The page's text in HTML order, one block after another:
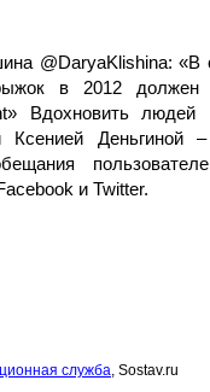
@DaryaKlishina: «В
в 2012
Вдохновить
Ксенией Деньгиной
и Twitter.
служба, Sostav.ru